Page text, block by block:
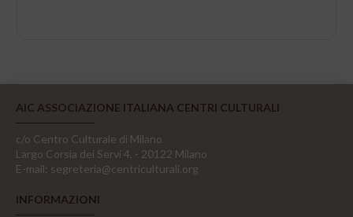
AIC ASSOCIAZIONE ITALIANA CENTRI CULTURALI
c/o Centro Culturale di Milano
Largo Corsia dei Servi 4, - 20122 Milano
E-mail: segreteria@centriculturali.org
INFORMAZIONI